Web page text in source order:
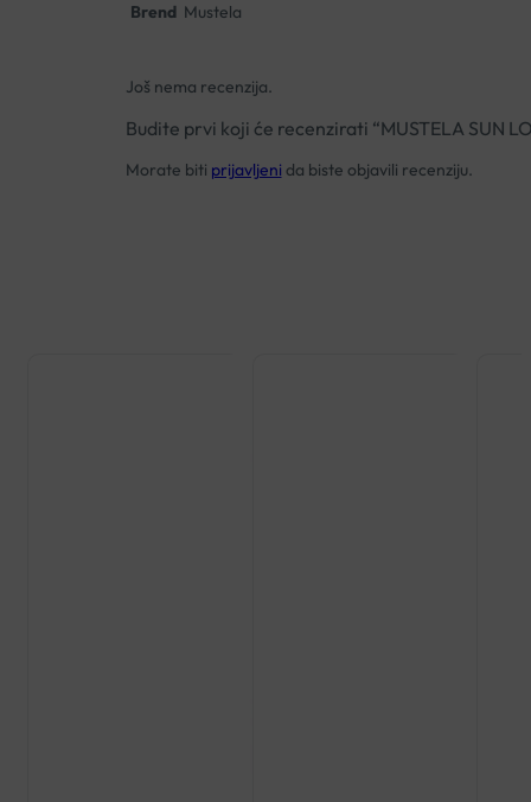
Brend Mustela
Još nema recenzija.
Budite prvi koji će recenzirati “MUSTELA SUN
Morate biti prijavljeni da biste objavili recenziju.